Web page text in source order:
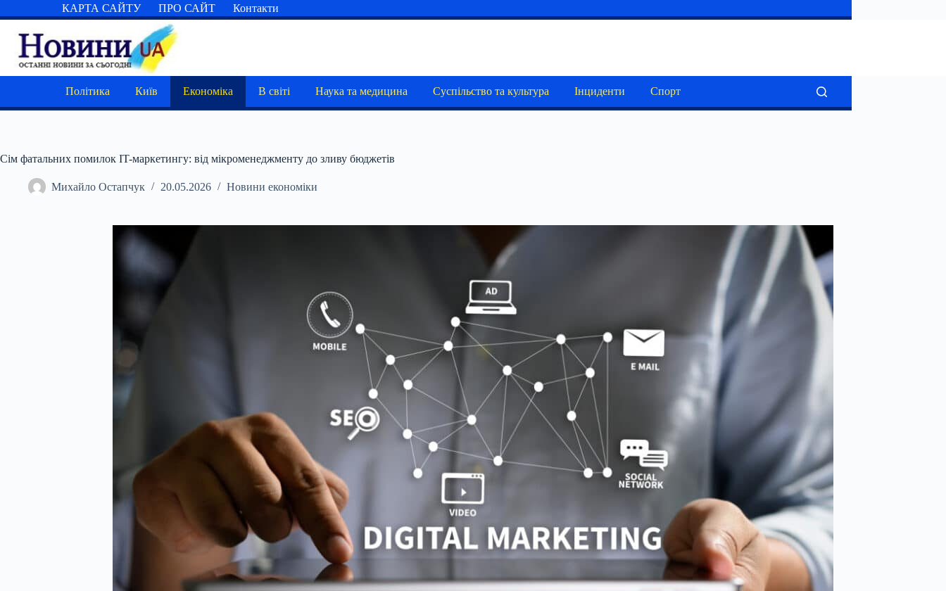
до
вмісту
КАРТА САЙТУ ПРО САЙТ Контакти
Політика Київ Економіка В світі Наука та медицина Суспільство та культура Інциденти Спорт
Сім фатальних помилок IT-маркетингу: від мікроменеджменту до зливу бюджетів
Михайло Остапчук 20.05.2026 Новини економіки